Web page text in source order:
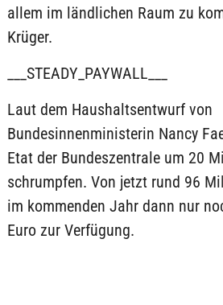
allem im ländlichen Raum zu
Krüger.
___STEADY_PAYWALL___
Laut dem Haushaltsentwurf von
Bundesinnenministerin Nancy
Etat der Bundeszentrale um 20
schrumpfen. Von jetzt rund 96
im kommenden Jahr dann nur
Euro zur Verfügung.